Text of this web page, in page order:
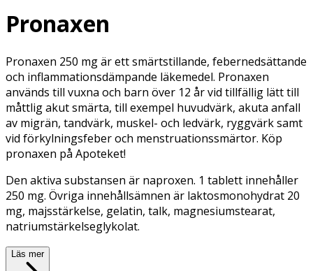
Pronaxen
Pronaxen 250 mg är ett smärtstillande, febernedsättande
och inflammationsdämpande läkemedel. Pronaxen
används till vuxna och barn över 12 år vid tillfällig lätt till
måttlig akut smärta, till exempel huvudvärk, akuta anfall
av migrän, tandvärk, muskel- och ledvärk, ryggvärk samt
vid förkylningsfeber och menstruationssmärtor. Köp
pronaxen på Apoteket!
Den aktiva substansen är naproxen. 1 tablett innehåller
250 mg. Övriga innehållsämnen är laktosmonohydrat 20
mg, majsstärkelse, gelatin, talk, magnesiumstearat,
natriumstärkelseglykolat.
Läs mer